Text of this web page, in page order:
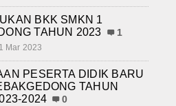
BKK SMKN 1
TAHUN 2023
1
Mar 2023
PESERTA DIDIK BARU
TAHUN
2024
0